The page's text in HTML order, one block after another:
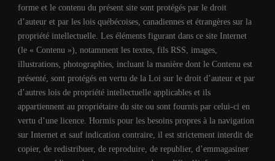
forme et le contenu du présent site sont protégés par le droit
d’auteur et par les lois québécoises, canadiennes et étrangères sur la
propriété intellectuelle. Les éléments figurant dans ce site Internet
(le « Contenu »), notamment les textes, fils RSS, images,
illustrations, photographies, incluant la manière dont le Contenu est
présenté, sont protégés en vertu de la Loi sur le droit d’auteur et par
d’autres lois de propriété intellectuelle applicables et ils
appartiennent au propriétaire du site ou sont fournis par celui-ci en
vertu d’une licence. Hormis pour les besoins propres à la navigation
sur Internet et sauf indication contraire, il est strictement interdit de
copier, de redistribuer, de reproduire, de republier, d’emmagasiner